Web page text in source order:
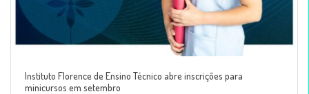
Instituto Florence de Ensino Técnico abre inscrições para
minicursos em setembro